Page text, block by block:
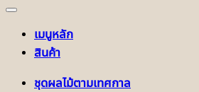
เมนูหลัก
สินค้า
ชุดผลไม้ตามเทศกาล